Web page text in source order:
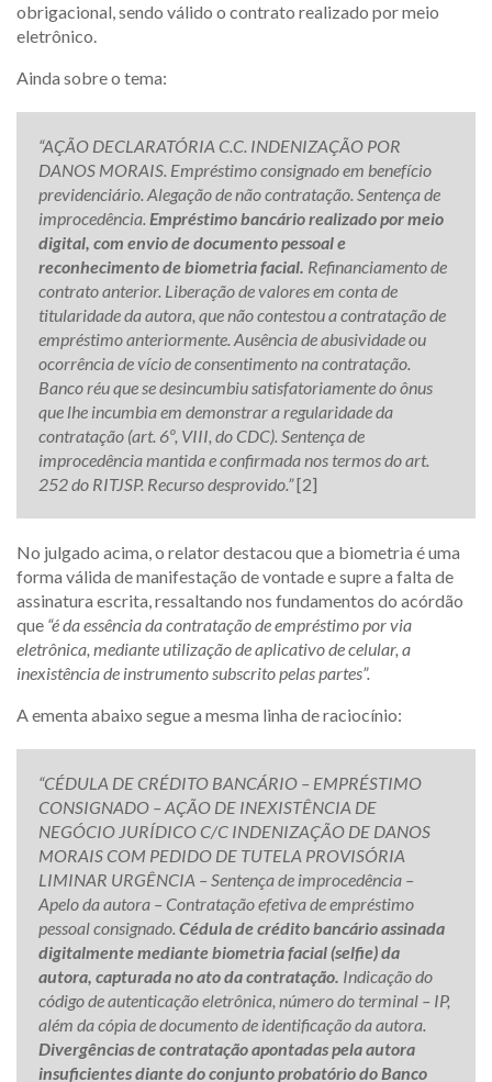
obrigacional, sendo válido o contrato realizado por meio
eletrônico.
Ainda sobre o tema:
“AÇÃO DECLARATÓRIA C.C. INDENIZAÇÃO POR
DANOS MORAIS. Empréstimo consignado em benefício
previdenciário. Alegação de não contratação. Sentença de
improcedência. Empréstimo bancário realizado por meio
digital, com envio de documento pessoal e
reconhecimento de biometria facial. Refinanciamento de
contrato anterior. Liberação de valores em conta de
titularidade da autora, que não contestou a contratação de
empréstimo anteriormente. Ausência de abusividade ou
ocorrência de vício de consentimento na contratação.
Banco réu que se desincumbiu satisfatoriamente do ônus
que lhe incumbia em demonstrar a regularidade da
contratação (art. 6º, VIII, do CDC). Sentença de
improcedência mantida e confirmada nos termos do art.
252 do RITJSP. Recurso desprovido.”[2]
No julgado acima, o relator destacou que a biometria é uma
forma válida de manifestação de vontade e supre a falta de
assinatura escrita, ressaltando nos fundamentos do acórdão
que “é da essência da contratação de empréstimo por via
eletrônica, mediante utilização de aplicativo de celular, a
inexistência de instrumento subscrito pelas partes”.
A ementa abaixo segue a mesma linha de raciocínio:
“CÉDULA DE CRÉDITO BANCÁRIO – EMPRÉSTIMO
CONSIGNADO – AÇÃO DE INEXISTÊNCIA DE
NEGÓCIO JURÍDICO C/C INDENIZAÇÃO DE DANOS
MORAIS COM PEDIDO DE TUTELA PROVISÓRIA
LIMINAR URGÊNCIA – Sentença de improcedência –
Apelo da autora – Contratação efetiva de empréstimo
pessoal consignado. Cédula de crédito bancário assinada
digitalmente mediante biometria facial (selfie) da
autora, capturada no ato da contratação. Indicação do
código de autenticação eletrônica, número do terminal – IP,
além da cópia de documento de identificação da autora.
Divergências de contratação apontadas pela autora
insuficientes diante do conjunto probatório do Banco